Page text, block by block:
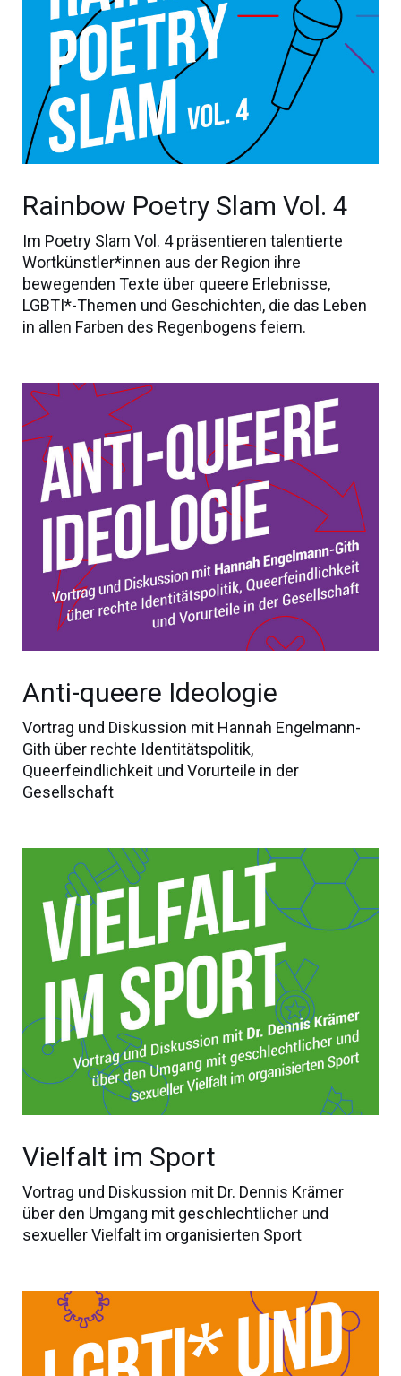
Rainbow Poetry Slam Vol. 4
Im Poetry Slam Vol. 4 präsentieren talentierte
Wortkünstler*innen aus der Region ihre
bewegenden Texte über queere Erlebnisse,
LGBTI*-Themen und Geschichten, die das Leben
in allen Farben des Regenbogens feiern.
Anti-queere Ideologie
Vortrag und Diskussion mit Hannah Engelmann-
Gith über rechte Identitätspolitik,
Queerfeindlichkeit und Vorurteile in der
Gesellschaft
Vielfalt im Sport
Vortrag und Diskussion mit Dr. Dennis Krämer
über den Umgang mit geschlechtlicher und
sexueller Vielfalt im organisierten Sport